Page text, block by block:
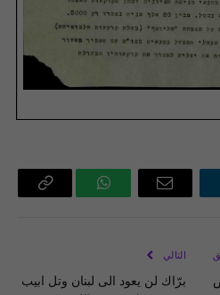
البريد
واتساب Copy
التالي
برّاك لن يعود الى لبنان وتل ابيب